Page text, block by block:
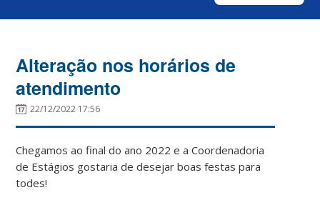
Alteração nos horários de
atendimento
22/12/2022 17:56
Chegamos ao final do ano 2022 e a Coordenadoria
de Estágios gostaria de desejar boas festas para
todes!